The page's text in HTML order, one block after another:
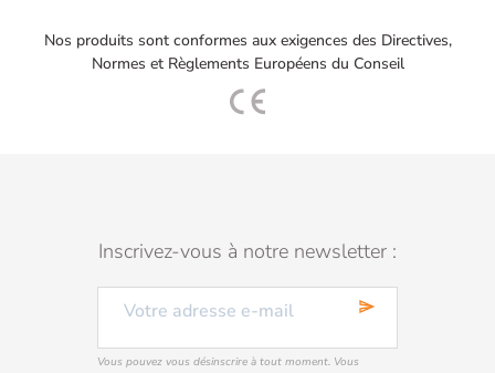
Nos produits sont conformes aux exigences des Directives,
Normes et Règlements Européens du Conseil
Inscrivez-vous à notre newsletter :
send
Vous pouvez vous désinscrire à tout moment. Vous